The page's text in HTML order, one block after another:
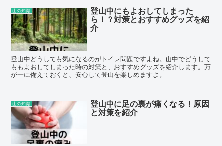
山の知識 登山中にもよおしてしまった
ら！？対策とおすすめグッズを紹
介
登山中どうしても気になるのがトイレ問題ですよね。山中でどうして
ももよおしてしまった時の対策と、おすすめグッズを紹介します。万
が一に備えておくと、安心して登山を楽しめますよ。
山の知識 登山中に足の裏が痛くなる！原因
と対策を紹介